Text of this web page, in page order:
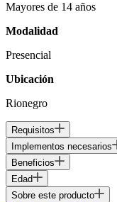
Mayores de 14 años
Modalidad
Presencial
Ubicación
Rionegro
Requisitos
Implementos necesarios
Beneficios
Edad
Sobre este producto